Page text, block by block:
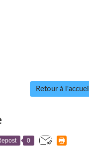
Retour à l'accueil
0